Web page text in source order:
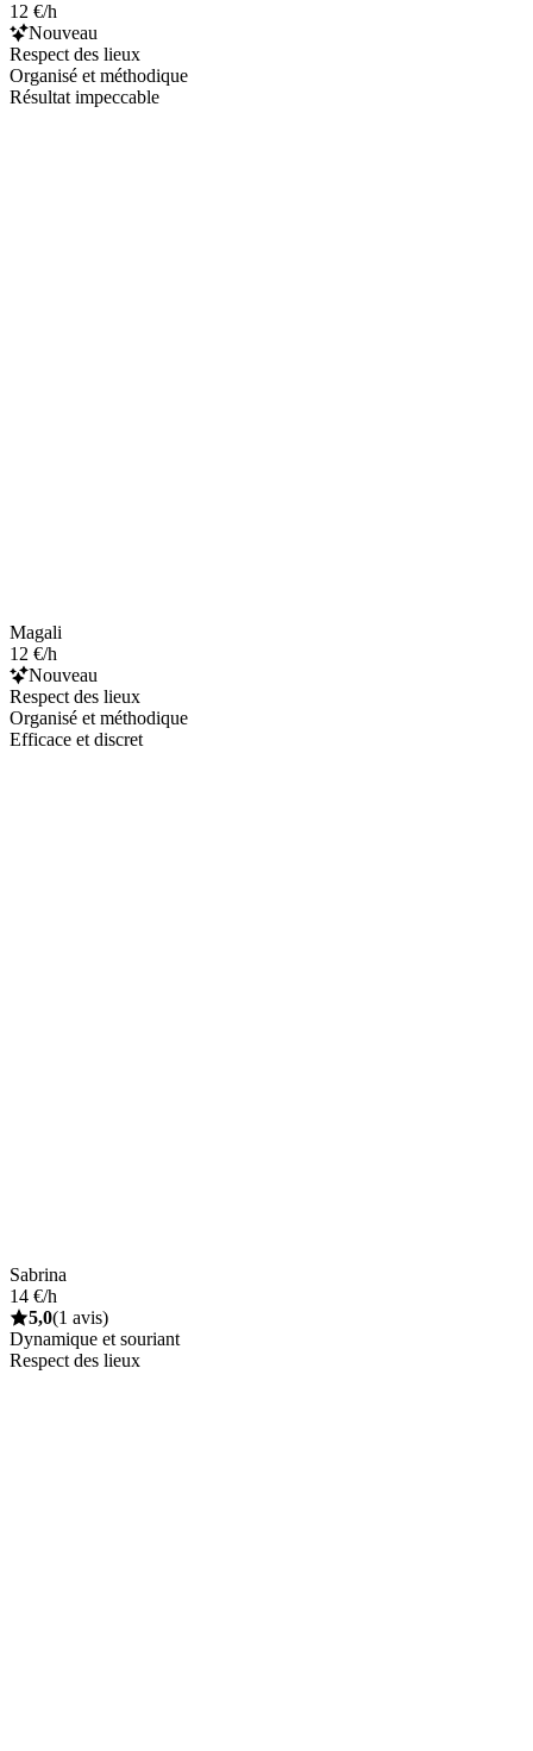
12 €/h
Nouveau
Respect des lieux
Organisé et méthodique
Résultat impeccable
Magali
12 €/h
Nouveau
Respect des lieux
Organisé et méthodique
Efficace et discret
Sabrina
14 €/h
5,0(1 avis)
Dynamique et souriant
Respect des lieux